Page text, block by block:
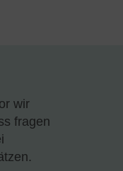
wir
fragen